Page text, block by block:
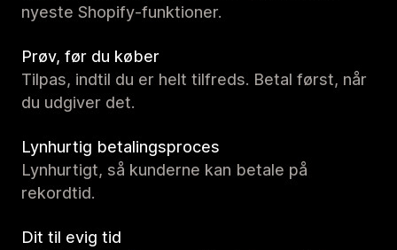
nyeste Shopify-funktioner.
Prøv, før du køber
Tilpas, indtil du er helt tilfreds. Betal først, når
du udgiver det.
Lynhurtig betalingsproces
Lynhurtigt, så kunderne kan betale på
rekordtid.
Dit til evig tid